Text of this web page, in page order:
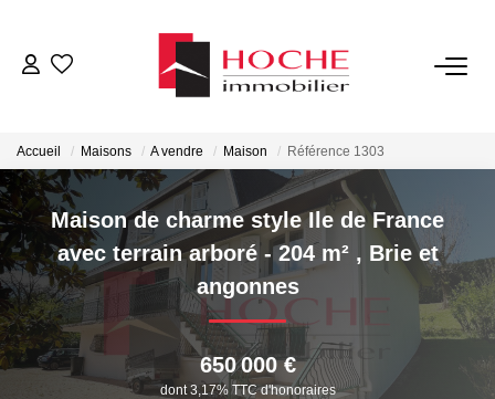
LOCATIONS
GESTION LOCATIVE
NOTRE AGENCE
ESTIMATION
Accueil Maisons A vendre Maison Référence 1303
Maison de charme style Ile de France
avec terrain arboré - 204 m² , Brie et
angonnes
650 000 €
dont 3,17% TTC d'honoraires